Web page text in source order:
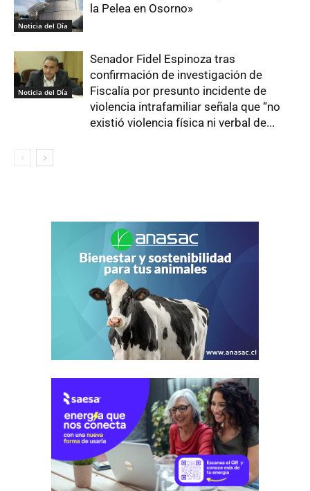
Noticia del Día
la Pelea en Osorno»
Noticia del Día
Senador Fidel Espinoza tras
confirmación de investigación de
Fiscalía por presunto incidente de
violencia intrafamiliar señala que “no
existió violencia física ni verbal de...